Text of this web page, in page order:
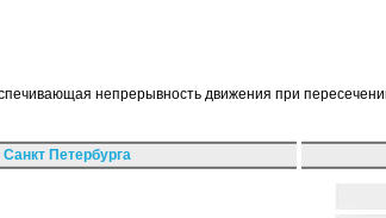
непрерывность движения при
Петербурга